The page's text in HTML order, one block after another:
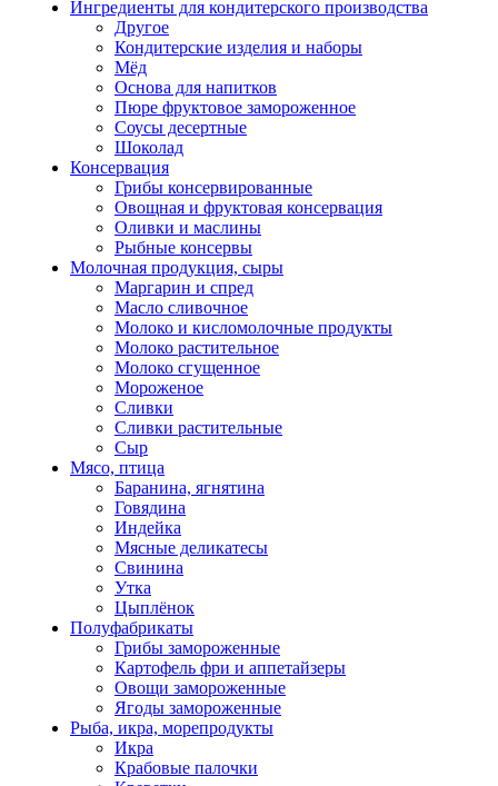
Ингредиенты для кондитерского производства
Другое
Кондитерские изделия и наборы
Мёд
Основа для напитков
Пюре фруктовое замороженное
Соусы десертные
Шоколад
Консервация
Грибы консервированные
Овощная и фруктовая консервация
Оливки и маслины
Рыбные консервы
Молочная продукция, сыры
Маргарин и спред
Масло сливочное
Молоко и кисломолочные продукты
Молоко растительное
Молоко сгущенное
Мороженое
Сливки
Сливки растительные
Сыр
Мясо, птица
Баранина, ягнятина
Говядина
Индейка
Мясные деликатесы
Свинина
Утка
Цыплёнок
Полуфабрикаты
Грибы замороженные
Картофель фри и аппетайзеры
Овощи замороженные
Ягоды замороженные
Рыба, икра, морепродукты
Икра
Крабовые палочки